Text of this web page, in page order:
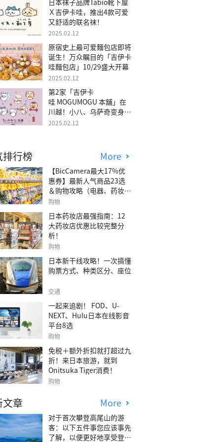
日本袜子品牌Tabio靴下屋
Ｘ吉伊卡哇，推出4款可爱
又舒适的联名袜！
2025.02.12
原宿史上最可爱麵包店即将
诞生！万众瞩目的「吉伊卡
哇麵包店」10/29盛大开幕
2025.02.12
第2家「吉伊卡
哇 MOGUMOGU 本舖」在
川越！小八、乌萨奇变身可
爱地瓜！
2025.02.12
行榜 More
【BicCamera最大17%优
惠券】最新人气商品23选
＆购物攻略（电器、药妆、
玩具等）
购物
日本药妆店最强指南：12
大药妆店优惠比较完整分
析！
购物
日本新干线攻略！一次搞懂
购票方式、种类区分、座位
交通
一起来追剧！ FOD、U-
NEXT、Hulu日本在线影音
平台8选
购物
免税＋额外折扣就打超过九
折！来日本旅游，就到
Onitsuka Tiger消费！
购物
章 More
对于首次攀登高尾山的游
客：以下五件事您应该事先
了解，以便更好地享受登山